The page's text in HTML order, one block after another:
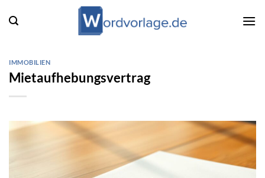
Inhalt
IMMOBILIEN
Mietaufhebungsvertrag